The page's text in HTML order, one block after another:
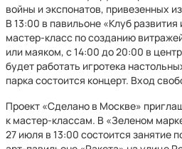
войны и экспонатов, привезенных
В 13:00 в павильоне «Клуб
мастер-класс по созданию
или маяком, с 14:00 до 20:00 в
будет работать игротека
парка состоится концерт. Вход
Проект «Сделано в Москве»
к мастер-классам. В «Зеленом
27 июля в 13:00 состоится занятие